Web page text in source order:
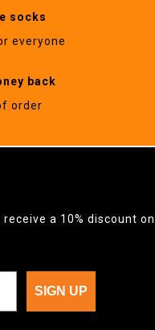
socks
everyone
back
order
a 10% discount on
SIGN UP